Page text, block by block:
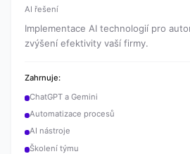
AI řešení
Implementace AI technologií pro
zvýšení efektivity vaší firmy.
Zahrnuje:
ChatGPT a Gemini
Automatizace procesů
AI nástroje
Školení týmu